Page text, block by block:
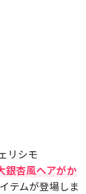
リシモ
銀杏風ヘアがか
テムが登場しま